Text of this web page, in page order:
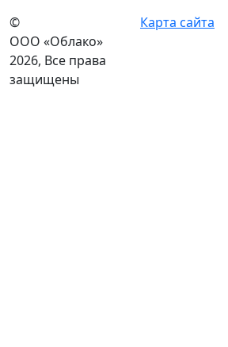
©
ООО «Облако»
2026, Все права
защищены
Карта сайта